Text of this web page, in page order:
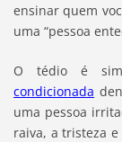
ensinar quem
uma “pessoa
O tédio é
condicionada
uma pessoa
raiva, a tristeza e